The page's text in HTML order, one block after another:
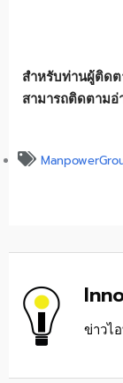
สำหรับท่านผู้ติดต
สามารถติดตามอ่
ข่าวไ